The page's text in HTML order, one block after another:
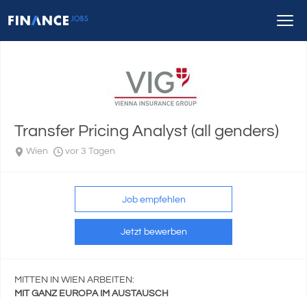
Transfer Pricing Analyst (all genders)
Wien vor 3 Tagen
Job empfehlen
Jetzt bewerben
MITTEN IN WIEN ARBEITEN:
MIT GANZ EUROPA IM AUSTAUSCH